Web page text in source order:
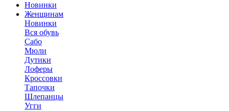
Новинки
Женщинам
Новинки
Вся обувь
Сабо
Мюли
Дутики
Лоферы
Кроссовки
Тапочки
Шлепанцы
Угги